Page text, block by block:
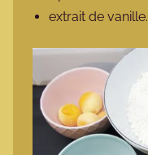
extrait de vanille.